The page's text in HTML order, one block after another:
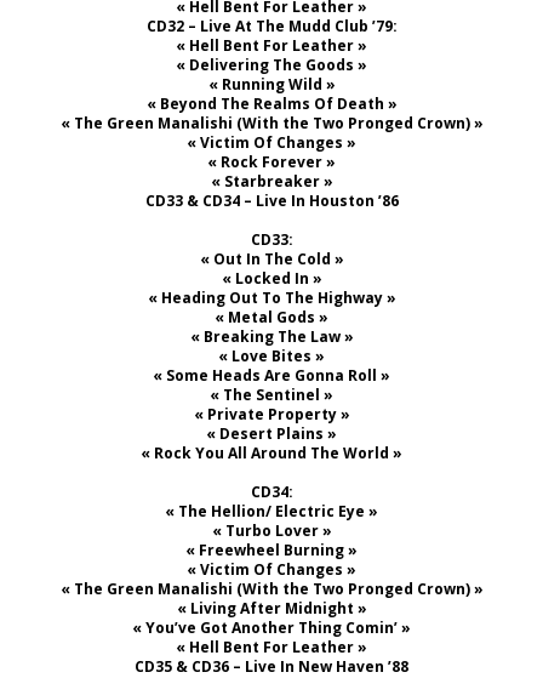
« Hell Bent For Leather »
CD32 – Live At The Mudd Club ’79:
« Hell Bent For Leather »
« Delivering The Goods »
« Running Wild »
« Beyond The Realms Of Death »
« The Green Manalishi (With the Two Pronged Crown) »
« Victim Of Changes »
« Rock Forever »
« Starbreaker »
CD33 & CD34 – Live In Houston ’86
CD33:
« Out In The Cold »
« Locked In »
« Heading Out To The Highway »
« Metal Gods »
« Breaking The Law »
« Love Bites »
« Some Heads Are Gonna Roll »
« The Sentinel »
« Private Property »
« Desert Plains »
« Rock You All Around The World »
CD34:
« The Hellion/ Electric Eye »
« Turbo Lover »
« Freewheel Burning »
« Victim Of Changes »
« The Green Manalishi (With the Two Pronged Crown) »
« Living After Midnight »
« You’ve Got Another Thing Comin’ »
« Hell Bent For Leather »
CD35 & CD36 – Live In New Haven ’88